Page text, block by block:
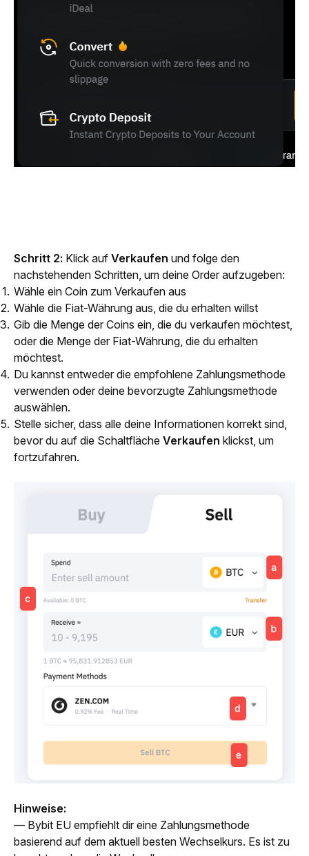
Schritt 2: Klick auf Verkaufen und folge den
nachstehenden Schritten, um deine Order aufzugeben:
Wähle ein Coin zum Verkaufen aus
Wähle die Fiat-Währung aus, die du erhalten willst
Gib die Menge der Coins ein, die du verkaufen möchtest,
oder die Menge der Fiat-Währung, die du erhalten
möchtest.
Du kannst entweder die empfohlene Zahlungsmethode
verwenden oder deine bevorzugte Zahlungsmethode
auswählen.
Stelle sicher, dass alle deine Informationen korrekt sind,
bevor du auf die Schaltfläche Verkaufen klickst, um
fortzufahren.
Hinweise:
— Bybit EU empfiehlt dir eine Zahlungsmethode
basierend auf dem aktuell besten Wechselkurs. Es ist zu